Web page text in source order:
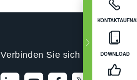
DOWNLOAD
Verbinden Sie sich mit uns